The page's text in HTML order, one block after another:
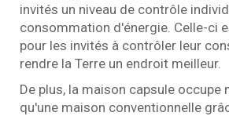
invités un niveau de contrôle
consommation d'énergie. Celle-ci
pour les invités à contrôler leur
rendre la Terre un endroit meilleur.
De plus, la maison capsule occupe
qu'une maison conventionnelle